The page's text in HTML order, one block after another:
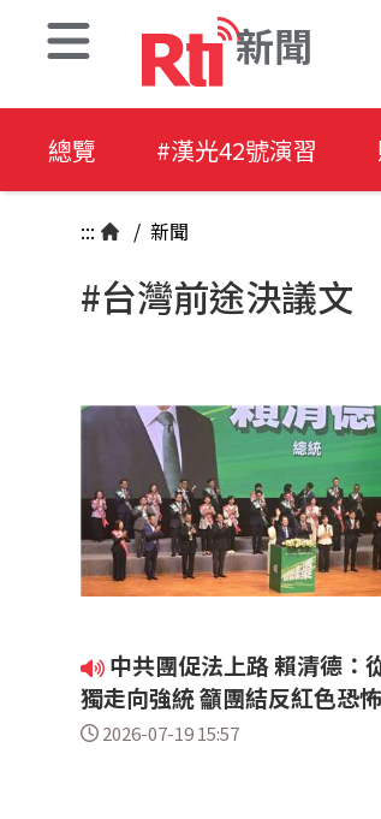
新聞
總覽 #漢光42號演習
::: / 新聞
#台灣前途決議文
中共團促法上路 賴清德：
獨走向強統 籲團結反紅色恐怖
2026-07-19 15:57